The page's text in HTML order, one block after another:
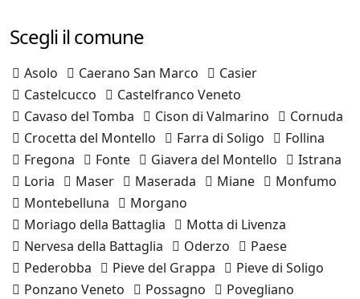
Scegli il comune
Asolo Caerano San Marco
Casier
Castelcucco
Castelfranco Veneto
Cavaso del Tomba
Cison di Valmarino
Cornuda
Crocetta del Montello
Farra di Soligo
Follina
Fregona
Fonte Giavera del Montello
Istrana
Loria
Maser Maserada Miane
Monfumo
Montebelluna
Morgano
Moriago della Battaglia
Motta di Livenza
Nervesa della Battaglia
Oderzo
Paese
Pederobba
Pieve del Grappa
Pieve di Soligo
Ponzano Veneto
Possagno
Povegliano